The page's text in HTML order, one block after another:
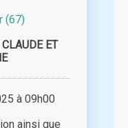
(67)
ET
à 09h00
ainsi que